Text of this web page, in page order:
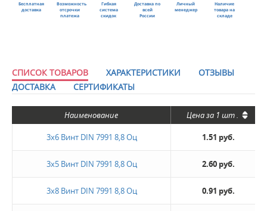
Бесплатная
доставка
Возможность
отсрочки
платежа
Гибкая
система
скидок
Доставка по
всей
России
Личный
менеджер
Наличие
товара на
складе
СПИСОК ТОВАРОВ ХАРАКТЕРИСТИКИ
ОТЗЫВЫ
ДОСТАВКА
СЕРТИФИКАТЫ
Наименование Цена за 1 шт.
3x6 Винт DIN 7991 8,8 Оц 1.51 руб.
3х5 Винт DIN 7991 8,8 Оц 2.60 руб.
3х8 Винт DIN 7991 8,8 Оц 0.91 руб.